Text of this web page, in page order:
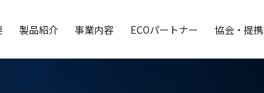
製品紹介 事業内容 ECOパートナー 協会・提携